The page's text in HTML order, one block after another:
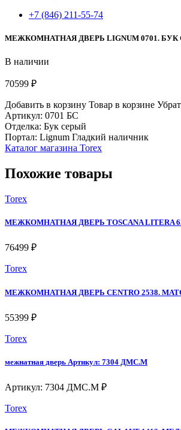
+7 (846) 211-55-74
МЕЖКОМНАТНАЯ ДВЕРЬ LIGNUM 0701.
В наличии
70599 ₽
Добавить в корзину Товар в корзине
Артикул: 0701 БС
Отделка: Бук серый
Портал: Lignum Гладкий наличник
Каталог магазина Torex
Похожие товары
Torex
МЕЖКОМНАТНАЯ ДВЕРЬ TOSCANA
76499 ₽
Torex
МЕЖКОМНАТНАЯ ДВЕРЬ CENTRO 2538.
55399 ₽
Torex
межнатная дверь Артикул: 7304 ДМС.М
Артикул: 7304 ДМС.М ₽
Torex